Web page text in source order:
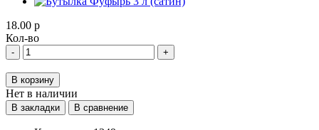
18.00 р
Кол-во
- +
В корзину
Нет в наличии
В закладки В сравнение